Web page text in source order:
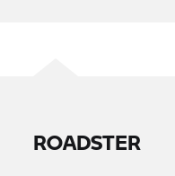
ROADSTER